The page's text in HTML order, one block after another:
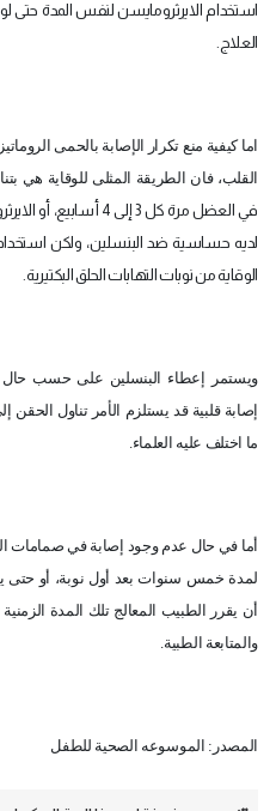
استخدام الايرثرومايسن لنفس المدة حتى
العلاج.
اما كيفية منع تكرار الإصابة بالحمى
القلب، فان الطريقة المثلى للوقاية هي
في العضل مرة كل 3 إلى 4 أسابيع، أو الايرثرومايثن
لديه حساسية ضد البنسلين، ولكن
الوقاية من نوبات التهابات الحلق البكتيرية.
ويستمر إعطاء البنسلين على حسب
إصابة قلبية قد يستلزم الأمر تناول الحقن
ما اختلف عليه العلماء.
لمدة خمس سنوات بعد أول نوبة، أو حتى
أن يقرر الطبيب المعالج تلك المدة
والمتابعة الطبية.
المصدر: الموسوعه الصحية للطفل